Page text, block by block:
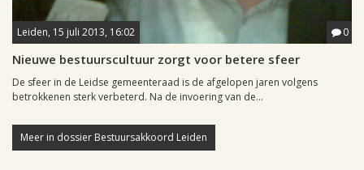
Leiden, 15 juli 2013, 16:02 0
Nieuwe bestuurscultuur zorgt voor betere sfeer
De sfeer in de Leidse gemeenteraad is de afgelopen jaren volgens
betrokkenen sterk verbeterd. Na de invoering van de...
Meer in dossier Bestuursakkoord Leiden